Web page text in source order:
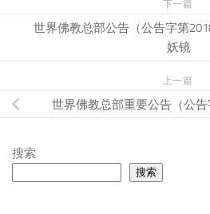
下一篇
世界佛教总部公告（公告字第
妖镜
上一篇
世界佛教总部重要公告（公告
搜索
搜索